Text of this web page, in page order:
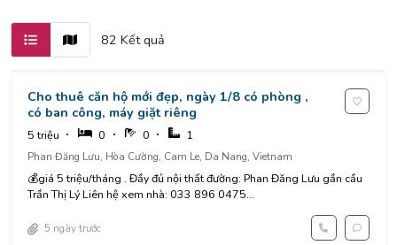
82 Kết quả
Cho thuê căn hộ mới đẹp, ngày 1/8 có phòng ,
có ban công, máy giặt riêng
5 triệu 0 0 1
Phan Đăng Lưu, Hòa Cường, Cam Le, Da Nang, Vietnam
💰giá 5 triệu/tháng . Đầy đủ nội thất đường: Phan Đăng Lưu gần cầu
Trần Thị Lý Liên hệ xem nhà: 033 896 0475...
5 ngày trước